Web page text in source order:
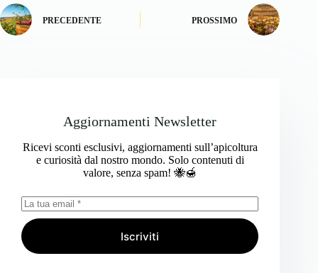
PRECEDENTE PROSSIMO
Aggiornamenti Newsletter
Ricevi sconti esclusivi, aggiornamenti sull’apicoltura
e curiosità dal nostro mondo. Solo contenuti di
valore, senza spam! 🐝🍯
Iscriviti